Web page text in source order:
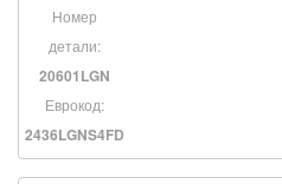
Номер
детали:
20601LGN
Еврокод:
2436LGNS4FD